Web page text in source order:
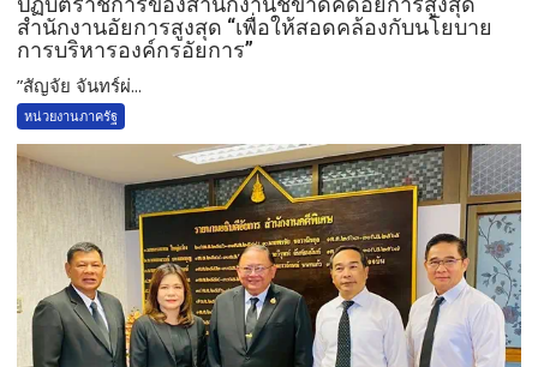
สำนักงานอัยการสูงสุด “เพื่อให้สอดคล้องกับนโยบาย
การบริหารองค์กรอัยการ”
”สัญจัย จันทร์ผ่...
หน่วยงานภาครัฐ